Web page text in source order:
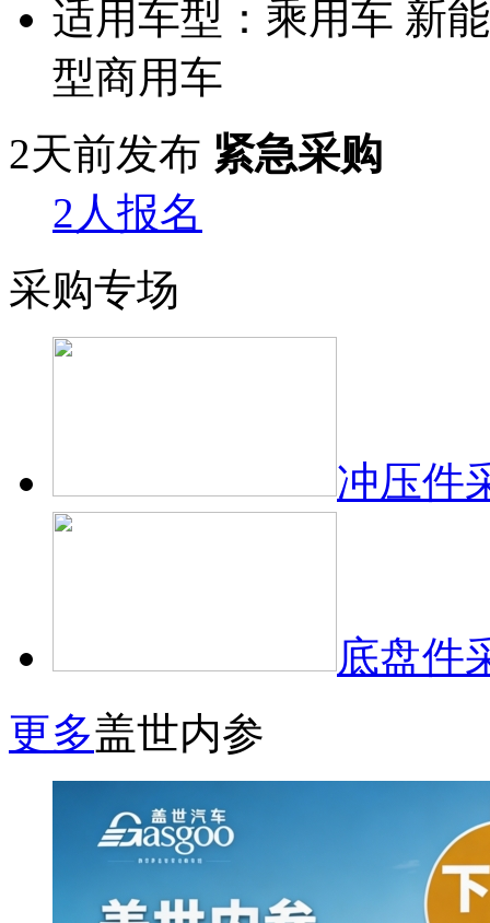
适用车型： 乘用车 新
型商用车
2天前发布 紧急采购
2人报名
采购专场
冲压件
底盘件
更多盖世内参